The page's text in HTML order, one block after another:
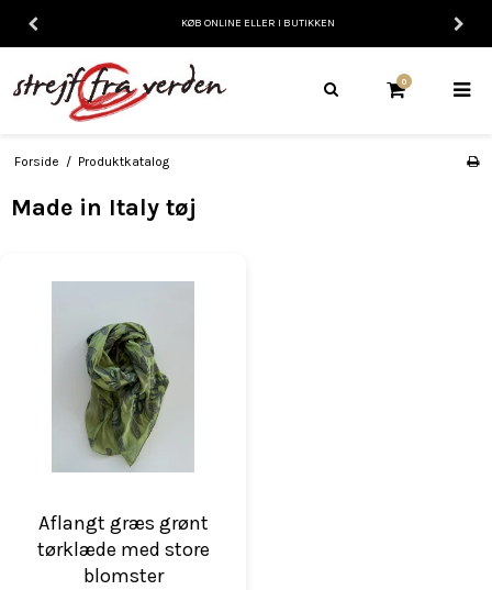
KØB ONLINE ELLER I BUTIKKEN
0
Forside / Produktkatalog
Made in Italy tøj
Aflangt græs grønt
tørklæde med store
blomster